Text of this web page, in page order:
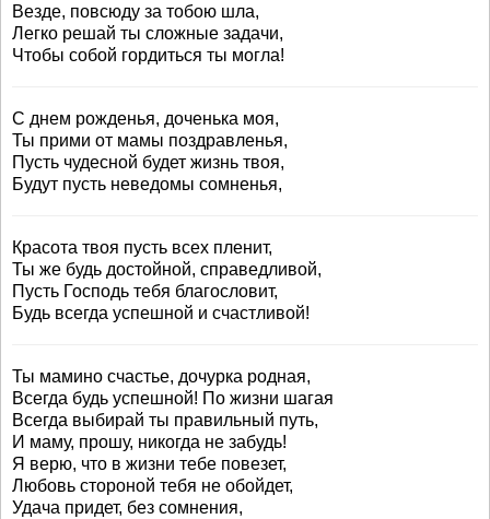
Везде, повсюду за тобою шла,
Легко решай ты сложные задачи,
Чтобы собой гордиться ты могла!
С днем рожденья, доченька моя,
Ты прими от мамы поздравленья,
Пусть чудесной будет жизнь твоя,
Будут пусть неведомы сомненья,
Красота твоя пусть всех пленит,
Ты же будь достойной, справедливой,
Пусть Господь тебя благословит,
Будь всегда успешной и счастливой!
Ты мамино счастье, дочурка родная,
Всегда будь успешной! По жизни шагая
Всегда выбирай ты правильный путь,
И маму, прошу, никогда не забудь!
Я верю, что в жизни тебе повезет,
Любовь стороной тебя не обойдет,
Удача придет, без сомнения,